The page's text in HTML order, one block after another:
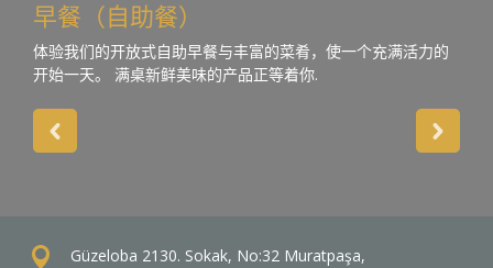
早餐（自助餐）
体验我们的开放式自助早餐与丰富的菜肴，使一个充满活力的
开始一天。 满桌新鲜美味的产品正等着你.
Güzeloba 2130. Sokak, No:32 Muratpaşa,